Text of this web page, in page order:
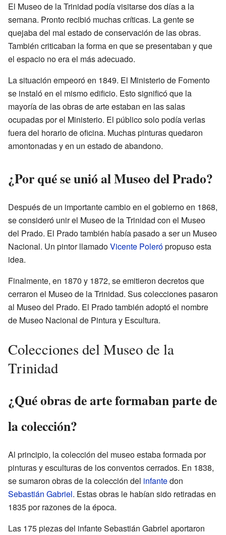
El Museo de la Trinidad podía visitarse dos días a la
semana. Pronto recibió muchas críticas. La gente se
quejaba del mal estado de conservación de las obras.
También criticaban la forma en que se presentaban y que
el espacio no era el más adecuado.
La situación empeoró en 1849. El Ministerio de Fomento
se instaló en el mismo edificio. Esto significó que la
mayoría de las obras de arte estaban en las salas
ocupadas por el Ministerio. El público solo podía verlas
fuera del horario de oficina. Muchas pinturas quedaron
amontonadas y en un estado de abandono.
¿Por qué se unió al Museo del Prado?
Después de un importante cambio en el gobierno en 1868,
se consideró unir el Museo de la Trinidad con el Museo
del Prado. El Prado también había pasado a ser un Museo
Nacional. Un pintor llamadoVicente Polerópropuso esta
idea.
Finalmente, en 1870 y 1872, se emitieron decretos que
cerraron el Museo de la Trinidad. Sus colecciones pasaron
al Museo del Prado. El Prado también adoptó el nombre
de Museo Nacional de Pintura y Escultura.
Colecciones del Museo de la
Trinidad
¿Qué obras de arte formaban parte de
la colección?
Al principio, la colección del museo estaba formada por
pinturas y esculturas de los conventos cerrados. En 1838,
se sumaron obras de la colección del infantedon
Sebastián Gabriel. Estas obras le habían sido retiradas en
1835 por razones de la época.
Las 175 piezas del infante Sebastián Gabriel aportaron